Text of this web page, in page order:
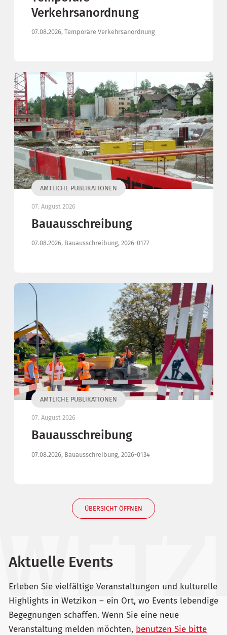
Verkehrsanordnung
07.08.2026, Temporäre Verkehrsanordnung
AMTLICHE PUBLIKATIONEN
07. August 2026
Bauausschreibung
07.08.2026, Bauausschreibung, 2026-0177
AMTLICHE PUBLIKATIONEN
07. August 2026
Bauausschreibung
07.08.2026, Bauausschreibung, 2026-0134
ÜBERSICHT ÖFFNEN
Aktuelle Events
Erleben Sie vielfältige Veranstaltungen und kulturelle
Highlights in Wetzikon – ein Ort, wo Events lebendige
Begegnungen schaffen. Wenn Sie eine neue
Veranstaltung melden möchten, benutzen Sie bitte